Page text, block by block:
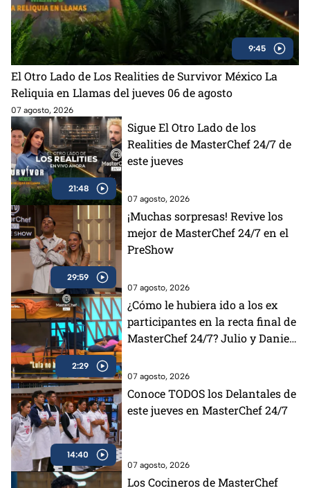
9:45
El Otro Lado de Los Realities de Survivor México La
Reliquia en Llamas del jueves 06 de agosto
07 agosto, 2026
21:48
Sigue El Otro Lado de los
Realities de MasterChef 24/7 de
este jueves
07 agosto, 2026
29:59
¡Muchas sorpresas! Revive los
mejor de MasterChef 24/7 en el
PreShow
07 agosto, 2026
2:29
¿Cómo le hubiera ido a los ex
participantes en la recta final de
MasterChef 24/7? Julio y Daniela
07 agosto, 2026
14:40
Conoce TODOS los Delantales de
este jueves en MasterChef 24/7
07 agosto, 2026
Los Cocineros de MasterChef